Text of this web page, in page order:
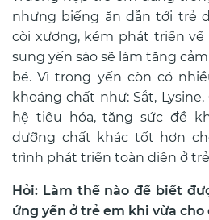
nhưng biếng ăn dẫn tới trẻ
còi xương, kém phát triển
sung yến sào sẽ làm tăng
bé. Vì trong yến còn có
khoáng chất như: Sắt,
hệ tiêu hóa,tăng sức đề
dưỡng chất khác tốt hơn
trình phát triển toàn diện ở
Hỏi: Làm thế nào để biết
ứng yến ở trẻ em khi vừa cho